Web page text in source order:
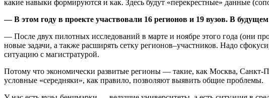
какие навыки формируются и как. Здесь будут «перекрестные» данные
— В этом году в проекте участвовали 16 регионов и 19 вузов. В
— После двух пилотных исследований в марте и ноябре этого года (они
новые задачи, а также расширять сетку регионов–участников. Надо
ситуацию с магистратурой.
Потому что экономически развитые регионы — такие, как Москва,
условные «середняки», как правило, позволяют выявить общие проблемы.